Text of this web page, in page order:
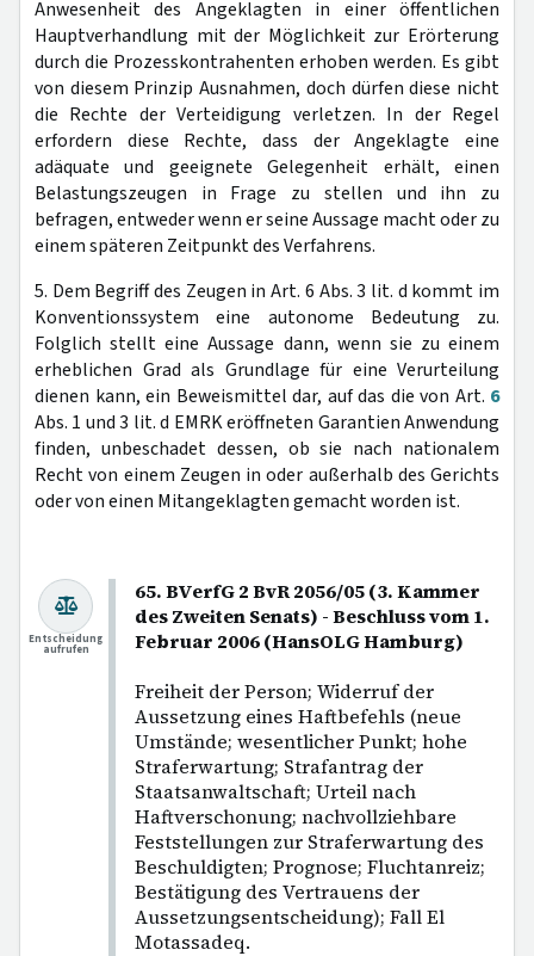
Anwesenheit des Angeklagten in einer öffentlichen
Hauptverhandlung mit der Möglichkeit zur Erörterung
durch die Prozesskontrahenten erhoben werden. Es gibt
von diesem Prinzip Ausnahmen, doch dürfen diese nicht
die Rechte der Verteidigung verletzen. In der Regel
erfordern diese Rechte, dass der Angeklagte eine
adäquate und geeignete Gelegenheit erhält, einen
Belastungszeugen in Frage zu stellen und ihn zu
befragen, entweder wenn er seine Aussage macht oder zu
einem späteren Zeitpunkt des Verfahrens.
5. Dem Begriff des Zeugen in Art. 6 Abs. 3 lit. d kommt im
Konventionssystem eine autonome Bedeutung zu.
Folglich stellt eine Aussage dann, wenn sie zu einem
erheblichen Grad als Grundlage für eine Verurteilung
dienen kann, ein Beweismittel dar, auf das die von Art. 6
Abs. 1 und 3 lit. d EMRK eröffneten Garantien Anwendung
finden, unbeschadet dessen, ob sie nach nationalem
Recht von einem Zeugen in oder außerhalb des Gerichts
oder von einen Mitangeklagten gemacht worden ist.
65. BVerfG 2 BvR 2056/05 (3. Kammer
des Zweiten Senats) - Beschluss vom 1.
Februar 2006 (HansOLG Hamburg)
Freiheit der Person; Widerruf der
Aussetzung eines Haftbefehls (neue
Umstände; wesentlicher Punkt; hohe
Straferwartung; Strafantrag der
Staatsanwaltschaft; Urteil nach
Haftverschonung; nachvollziehbare
Feststellungen zur Straferwartung des
Beschuldigten; Prognose; Fluchtanreiz;
Bestätigung des Vertrauens der
Aussetzungsentscheidung); Fall El
Motassadeq.
Entscheidung
aufrufen